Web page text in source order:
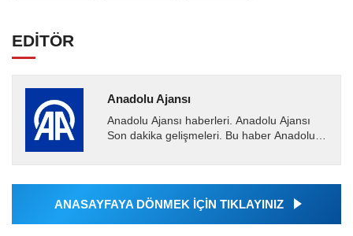
EDİTÖR
Anadolu Ajansı
Anadolu Ajansı haberleri. Anadolu Ajansı
Son dakika gelişmeleri. Bu haber Anadolu
Ajansı tarafından...
ANASAYFAYA DÖNMEK İÇİN TIKLAYINIZ